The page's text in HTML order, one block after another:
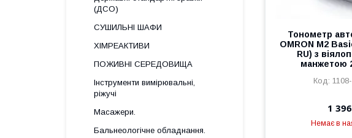
Тонометр
OMRON M2
RU) з
манжетою
1
Немає в
(ДСО)
СУШИЛЬНІ ШАФИ
ХІМРЕАКТИВИ
ПОЖИВНІ СЕРЕДОВИЩА
Інструменти вимірювальні,
ріжучі
Масажери.
Бальнеологічне обладнання.